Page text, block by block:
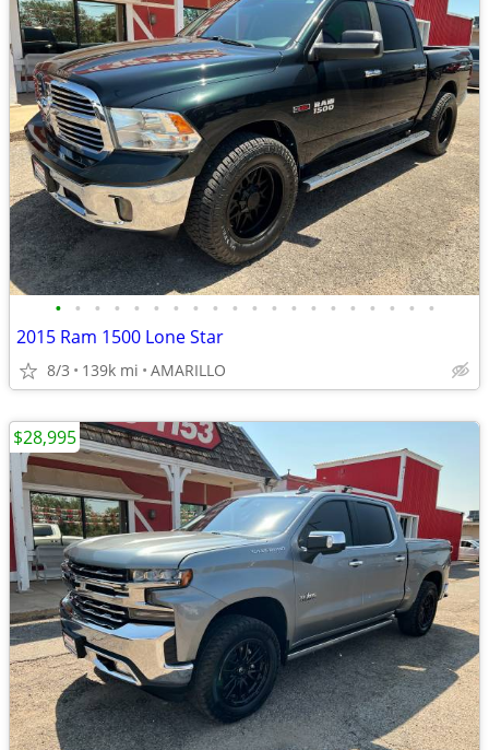
• • • • • • • • • • • • • • • • • • • •
2015 Ram 1500 Lone Star
8/3 139k mi AMARILLO
$28,995